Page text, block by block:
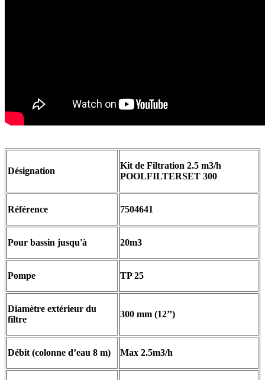
Désignation
Kit de Filtration 2.5 m3/h
POOLFILTERSET 300
Référence 7504641
Pour bassin jusqu'à 20m3
Pompe TP 25
Diamètre extérieur du
filtre
300 mm (12’’)
Débit (colonne d’eau 8 m) Max 2.5m3/h